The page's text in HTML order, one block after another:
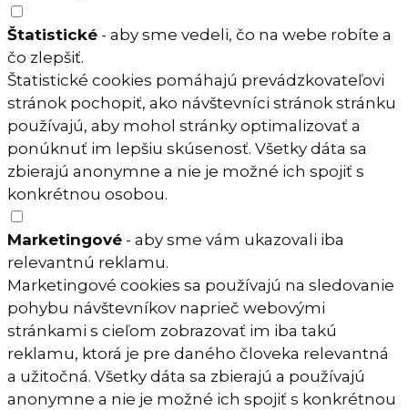
Štatistické - aby sme vedeli, čo na webe robíte a
čo zlepšiť.
Štatistické cookies pomáhajú prevádzkovateľovi
stránok pochopiť, ako návštevníci stránok stránku
používajú, aby mohol stránky optimalizovať a
ponúknuť im lepšiu skúsenosť. Všetky dáta sa
zbierajú anonymne a nie je možné ich spojiť s
konkrétnou osobou.
Marketingové - aby sme vám ukazovali iba
relevantnú reklamu.
Marketingové cookies sa používajú na sledovanie
pohybu návštevníkov naprieč webovými
stránkami s cieľom zobrazovať im iba takú
reklamu, ktorá je pre daného človeka relevantná
a užitočná. Všetky dáta sa zbierajú a používajú
anonymne a nie je možné ich spojiť s konkrétnou